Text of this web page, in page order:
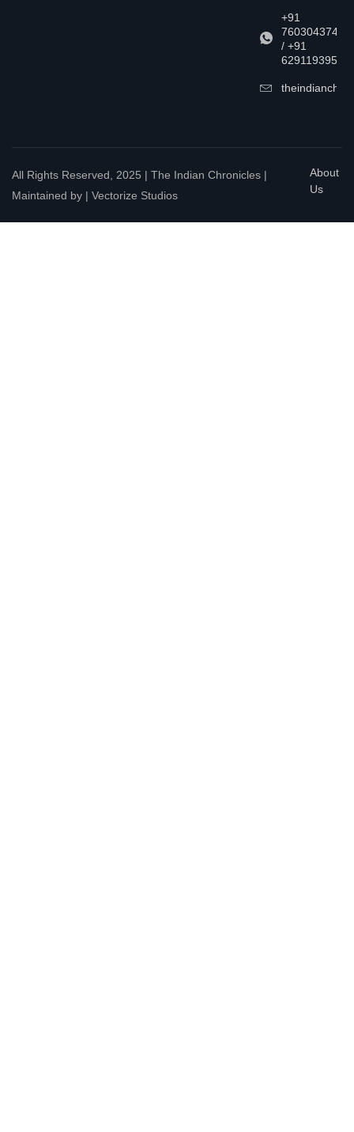
+91
7603043747
/ +91
6291193957
All Rights Reserved, 2025 | The Indian Chronicles |
Maintained by | Vectorize Studios
About
Us